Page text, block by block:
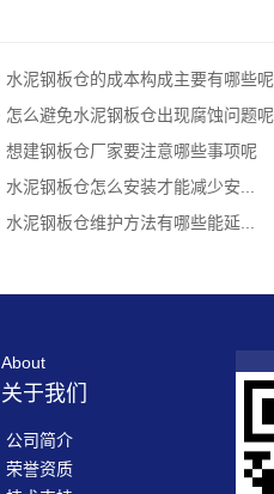
​水泥钢板仓的成本构成主要有哪些呢
​怎么避免水泥钢板仓出现腐蚀问题呢
​想建钢板仓厂家要注意哪些事项呢
​水泥钢板仓怎么安装才能减少安...
​水泥钢板仓维护方法有哪些能延...
About
关于我们
公司简介
荣誉资质